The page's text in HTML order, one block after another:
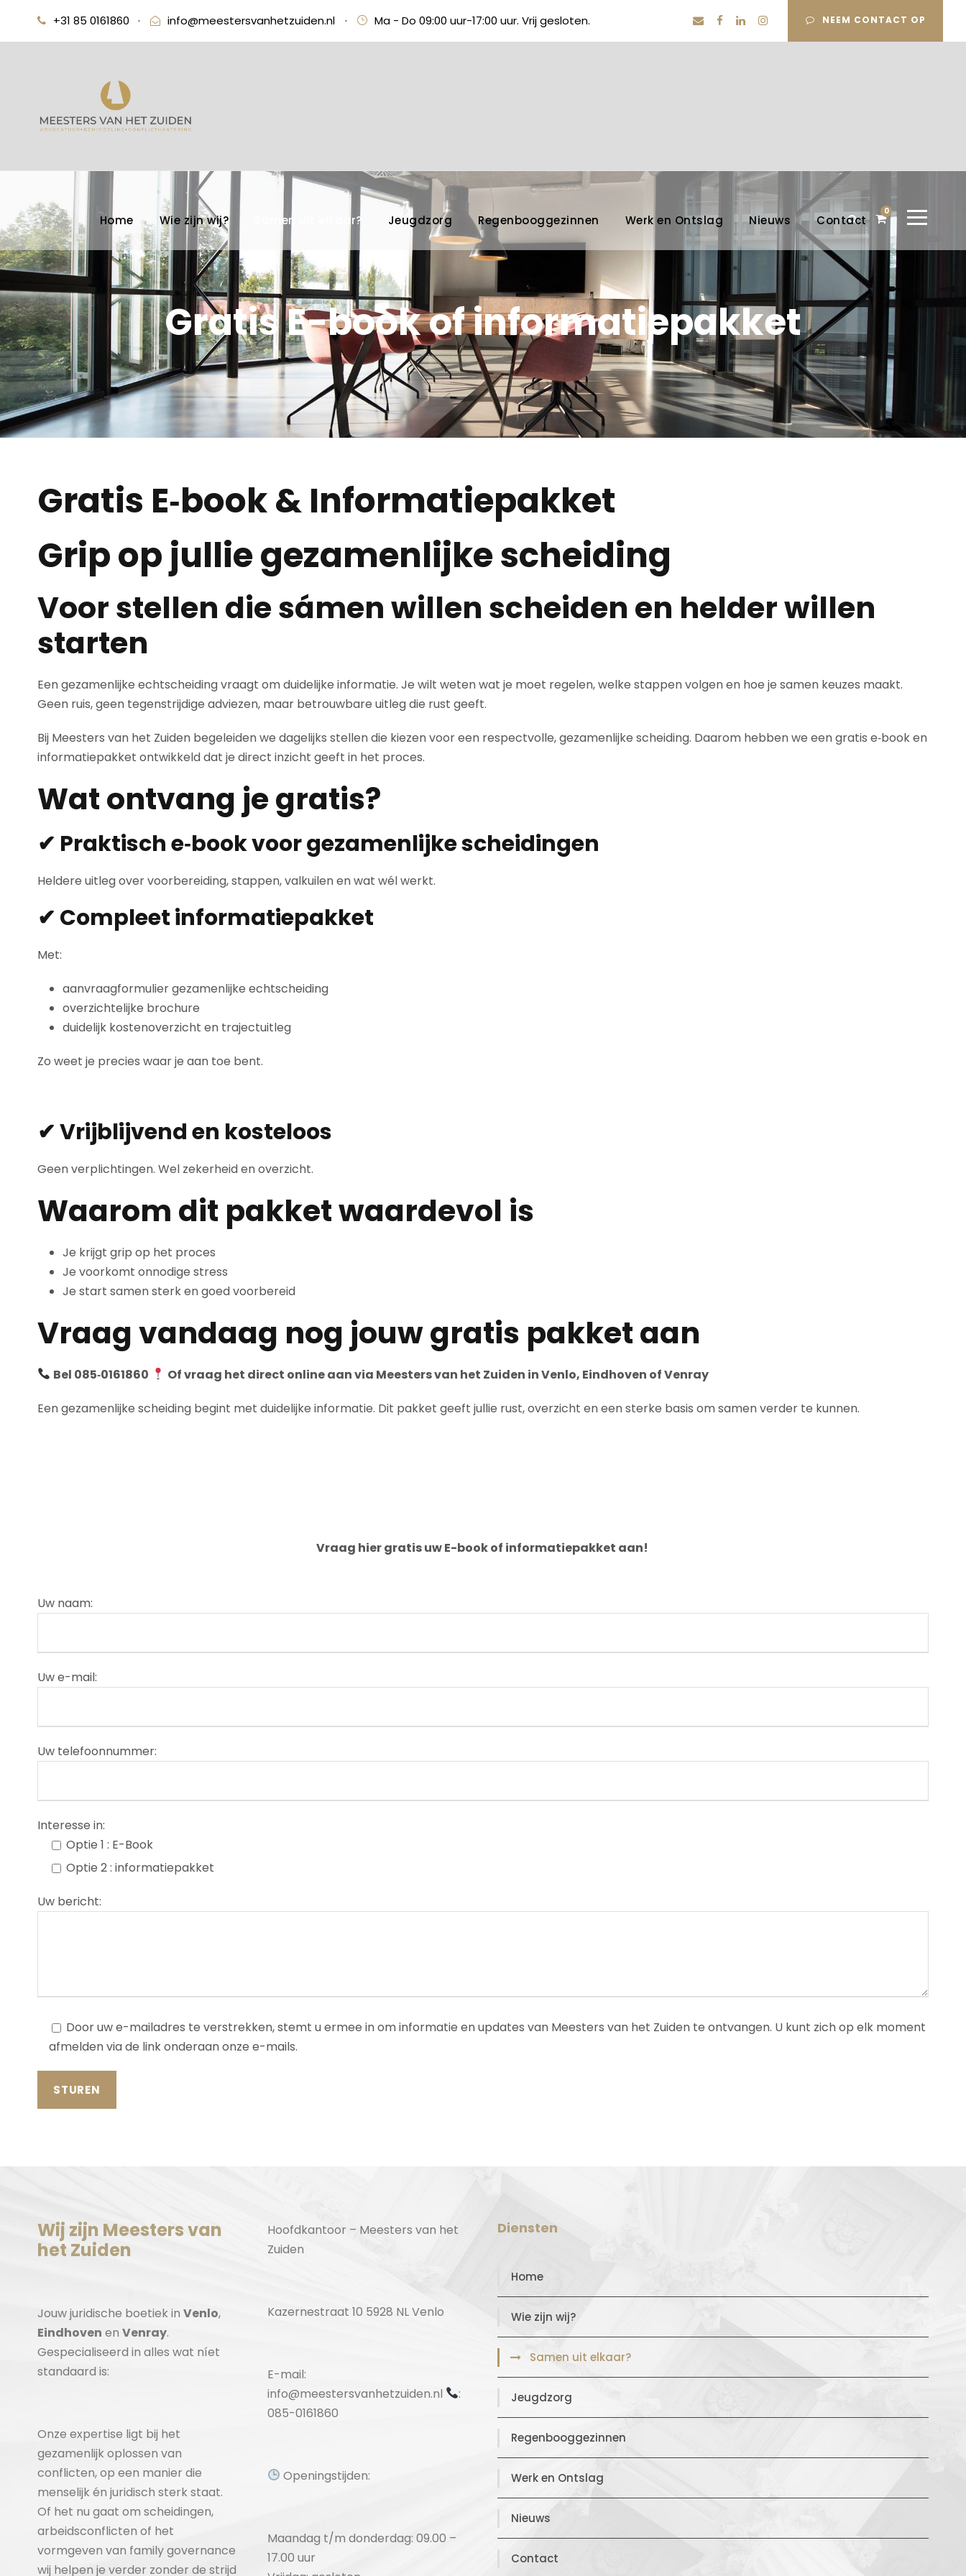
+31 85 0161860 · info@meestersvanhetzuiden.nl · Ma - Do 09:00 uur-17:00 uur. Vrij gesloten. NEEM CONTACT OP
Home Wie zijn wij? Samen uit elkaar? Jeugdzorg Regenbooggezinnen Werk en Ontslag Nieuws Contact
0
Gratis E-book of informatiepakket
Gratis E‑book & Informatiepakket
Grip op jullie gezamenlijke scheiding
Voor stellen die sámen willen scheiden en helder willen
starten
Een gezamenlijke echtscheiding vraagt om duidelijke informatie. Je wilt weten wat je moet regelen, welke stappen volgen en hoe je samen keuzes maakt.
Geen ruis, geen tegenstrijdige adviezen, maar betrouwbare uitleg die rust geeft.
Bij Meesters van het Zuiden begeleiden we dagelijks stellen die kiezen voor een respectvolle, gezamenlijke scheiding. Daarom hebben we een gratis e‑book en
informatiepakket ontwikkeld dat je direct inzicht geeft in het proces.
Wat ontvang je gratis?
✔ Praktisch e‑book voor gezamenlijke scheidingen
Heldere uitleg over voorbereiding, stappen, valkuilen en wat wél werkt.
✔ Compleet informatiepakket
Met:
aanvraagformulier gezamenlijke echtscheiding
overzichtelijke brochure
duidelijk kostenoverzicht en trajectuitleg
Zo weet je precies waar je aan toe bent.
✔ Vrijblijvend en kosteloos
Geen verplichtingen. Wel zekerheid en overzicht.
Waarom dit pakket waardevol is
Je krijgt grip op het proces
Je voorkomt onnodige stress
Je start samen sterk en goed voorbereid
Vraag vandaag nog jouw gratis pakket aan
Bel 085‑0161860 Of vraag het direct online aan via Meesters van het Zuiden in Venlo, Eindhoven of Venray
Een gezamenlijke scheiding begint met duidelijke informatie. Dit pakket geeft jullie rust, overzicht en een sterke basis om samen verder te kunnen.
Vraag hier gratis uw E-book of informatiepakket aan!
Uw naam:
Uw e-mail:
Uw telefoonnummer:
Interesse in:
Optie 1 : E-Book
Optie 2 : informatiepakket
Uw bericht:
Door uw e-mailadres te verstrekken, stemt u ermee in om informatie en updates van Meesters van het Zuiden te ontvangen. U kunt zich op elk moment
afmelden via de link onderaan onze e-mails.
Wij zijn Meesters van
het Zuiden
Jouw juridische boetiek in Venlo,
Eindhoven en Venray.
Gespecialiseerd in alles wat níet
standaard is:
Onze expertise ligt bij het
gezamenlijk oplossen van
conflicten, op een manier die
menselijk én juridisch sterk staat.
Of het nu gaat om scheidingen,
arbeidsconflicten of het
vormgeven van family governance
wij helpen je verder zonder de strijd
Hoofdkantoor – Meesters van het
Zuiden
Kazernestraat 10 5928 NL Venlo
E-mail:
info@meestersvanhetzuiden.nl
:
085-0161860
Openingstijden:
Maandag t/m donderdag: 09.00 –
17.00 uur
Diensten
Home
Wie zijn wij?
Samen uit elkaar?
Jeugdzorg
Regenbooggezinnen
Werk en Ontslag
Nieuws
Contact